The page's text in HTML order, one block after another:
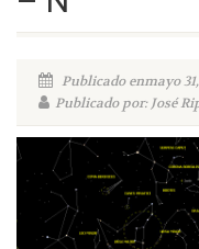
Publicado enmayo
Publicado por: José